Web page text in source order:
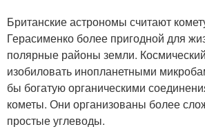
Британские астрономы считают
Герасименко более пригодной для
полярные районы земли.
изобиловать инопланетными
бы богатую органическими
кометы. Они организованы более
простые углеводы.